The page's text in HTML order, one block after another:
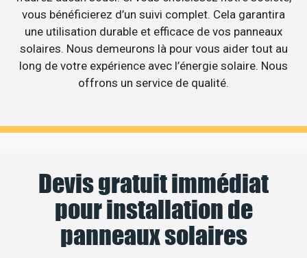
vous bénéficierez d’un suivi complet. Cela garantira
une utilisation durable et efficace de vos panneaux
solaires. Nous demeurons là pour vous aider tout au
long de votre expérience avec l’énergie solaire. Nous
offrons un service de qualité.
Devis gratuit immédiat
pour installation de
panneaux solaires